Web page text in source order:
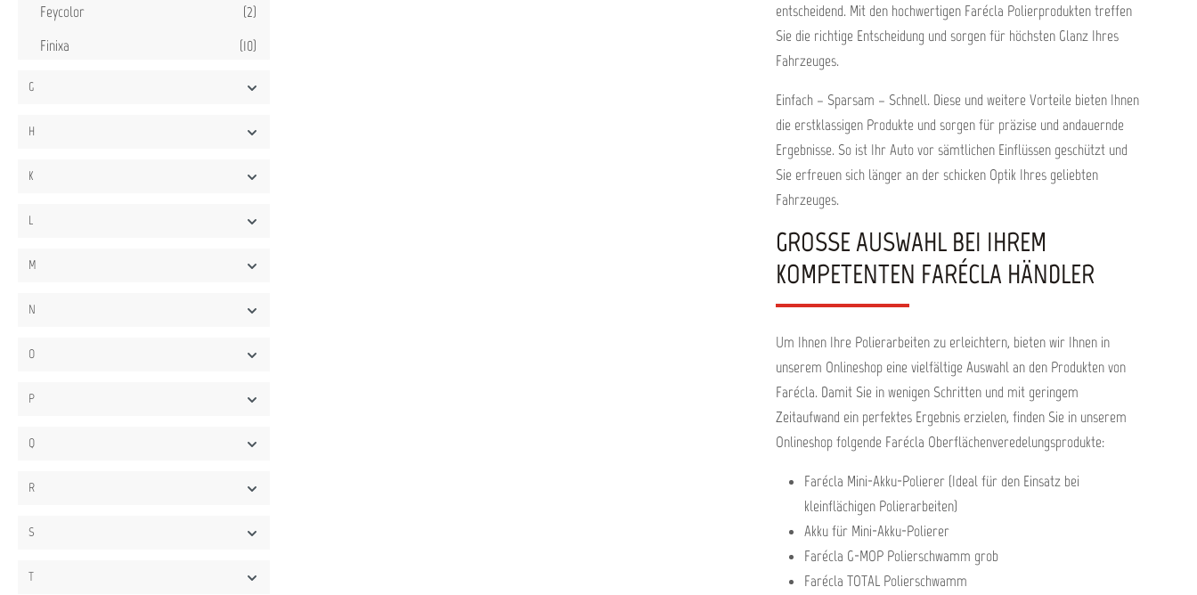
(2)
Feycolor
(10)
Finixa
G
H
K
L
M
N
O
P
Q
R
S
T
entscheidend. Mit den hochwertigen Farécla Polierprodukten treffen
Sie die richtige Entscheidung und sorgen für höchsten Glanz Ihres
Fahrzeuges.
Einfach – Sparsam – Schnell. Diese und weitere Vorteile bieten Ihnen
die erstklassigen Produkte und sorgen für präzise und andauernde
Ergebnisse. So ist Ihr Auto vor sämtlichen Einflüssen geschützt und
Sie erfreuen sich länger an der schicken Optik Ihres geliebten
Fahrzeuges.
GROSSE AUSWAHL BEI IHREM K
OMPETENTEN FARÉCLA HÄNDLER
Um Ihnen Ihre Polierarbeiten zu erleichtern, bieten wir Ihnen in
unserem Onlineshop eine vielfältige Auswahl an den Produkten von
Farécla. Damit Sie in wenigen Schritten und mit geringem
Zeitaufwand ein perfektes Ergebnis erzielen, finden Sie in unserem
Onlineshop folgende Farécla Oberflächenveredelungsprodukte:
Farécla Mini-Akku-Polierer (Ideal für den Einsatz bei
kleinflächigen Polierarbeiten)
Akku für Mini-Akku-Polierer
Farécla G-MOP Polierschwamm grob
Farécla TOTAL Polierschwamm